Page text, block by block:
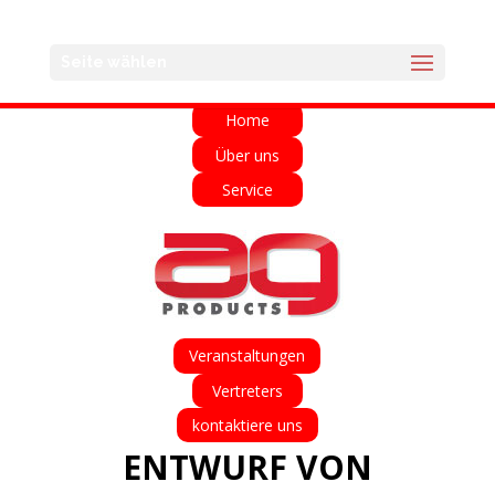
Home
Über uns
Service
Veranstaltungen
Vertreters
kontaktiere uns
ENTWURF VON